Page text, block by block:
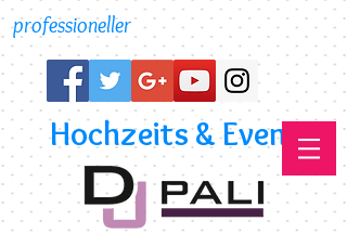
professioneller
Hochzeits & Event DJ